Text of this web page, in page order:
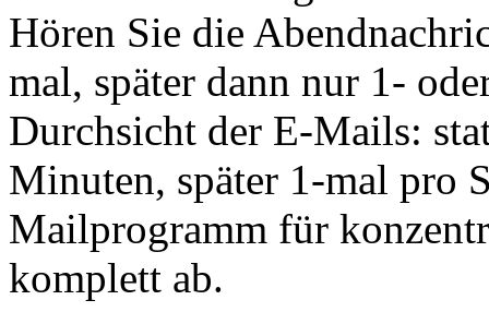
Hören Sie die
mal, später dann nur 1-
Durchsicht der E-Mails:
Minuten, später 1-mal pro
Mailprogramm für
komplett ab.